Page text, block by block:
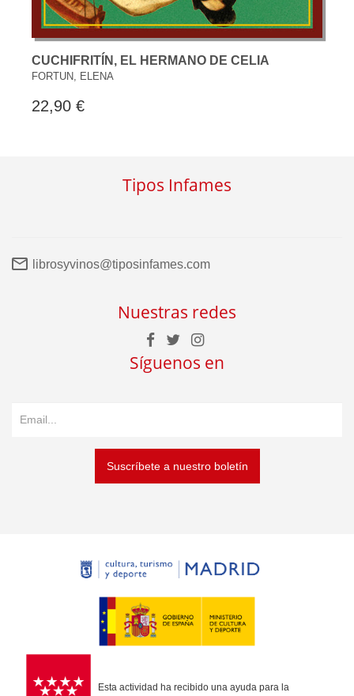
CUCHIFRITÍN, EL HERMANO DE CELIA
FORTUN, ELENA
22,90 €
Tipos Infames
librosyvinos@tiposinfames.com
Nuestras redes
Síguenos en
Suscríbete a nuestro boletín
Esta actividad ha recibido una ayuda para la